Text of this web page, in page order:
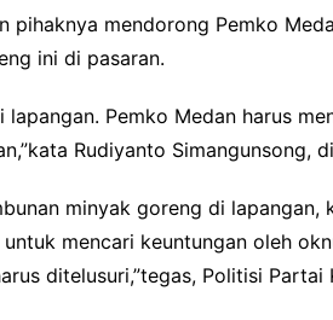
pihaknya mendorong Pemko
ini di pasaran.
lapangan. Pemko Medan harus
Rudiyanto Simangunsong,
minyak goreng di lapangan,
mencari keuntungan oleh
ditelusuri,”tegas, Politisi Partai